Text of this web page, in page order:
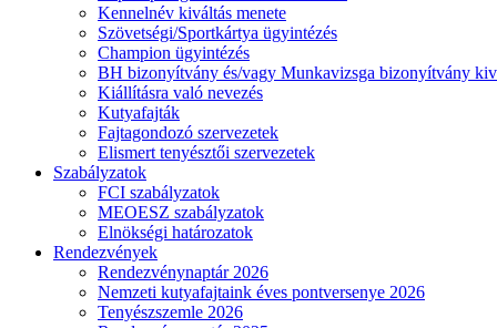
Kennelnév kiváltás menete
Szövetségi/Sportkártya ügyintézés
Champion ügyintézés
BH bizonyítvány és/vagy Munkavizsga bizonyítvány
Kiállításra való nevezés
Kutyafajták
Fajtagondozó szervezetek
Elismert tenyésztői szervezetek
Szabályzatok
FCI szabályzatok
MEOESZ szabályzatok
Elnökségi határozatok
Rendezvények
Rendezvénynaptár 2026
Nemzeti kutyafajtaink éves pontversenye 2026
Tenyészszemle 2026